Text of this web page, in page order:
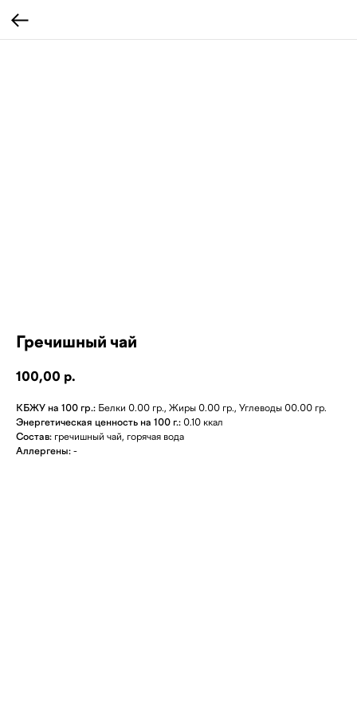
Гречишный чай
100,00 р.
КБЖУ на 100 гр.: Белки 0.00 гр., Жиры 0.00 гр., Углеводы 00.00 гр.
Энергетическая ценность на 100 г.: 0.10 ккал
Состав: гречишный чай, горячая вода
Аллергены: -